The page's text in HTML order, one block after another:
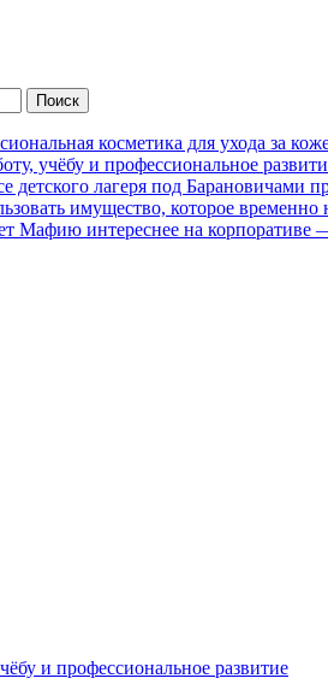
косметика для ухода за
учёбу и профессиональное
детского лагеря под Барановичами
имущество, которое
Мафию интереснее на корпоративе
и профессиональное развитие